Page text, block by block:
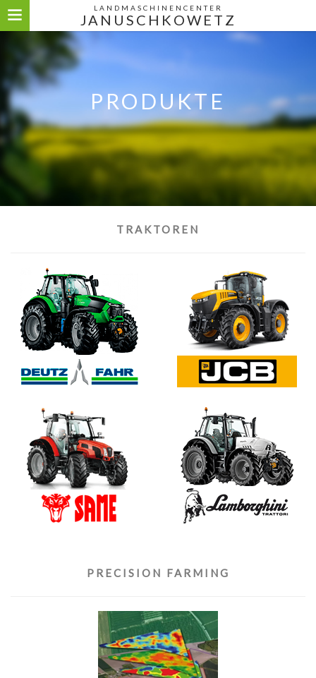
LANDMASCHINENCENTER
JANUSCHKOWETZ
PRODUKTE
TRAKTOREN
PRECISION FARMING